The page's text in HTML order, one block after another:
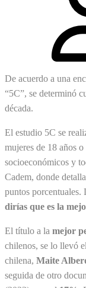
De acuerdo a una
“5C”, se determinó
década.
El estudio 5C se
mujeres de 18 años
socioeconómicos y
Cadem, donde
puntos porcentuales.
dirías que es la
El título a la mejor
chilenos, se lo llevó
chilena, Maite
seguida de otro